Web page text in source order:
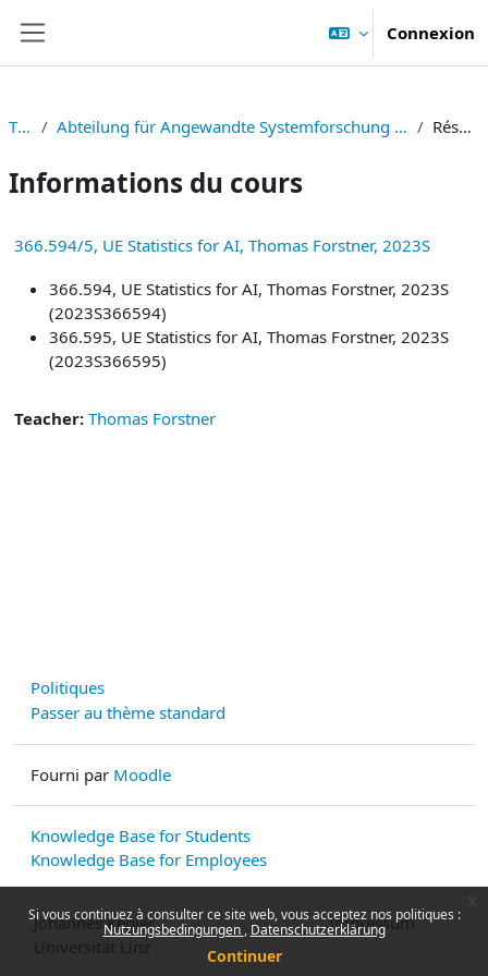
Si vous continuez à consulter ce site web, vous acceptez nos politiques :
Nutzungsbedingungen Datenschutzerklärung
Continuer
Connexion
TNF Abteilung für Angewandte Systemforschung und Statistik Résumé
Informations du cours
366.594/5, UE Statistics for AI, Thomas Forstner, 2023S
366.594, UE Statistics for AI, Thomas Forstner, 2023S
(2023S366594)
366.595, UE Statistics for AI, Thomas Forstner, 2023S
(2023S366595)
Teacher: Thomas Forstner
Politiques
Passer au thème standard
Fourni par Moodle
Knowledge Base for Students
Knowledge Base for Employees
Johannes Kepler
Impressum